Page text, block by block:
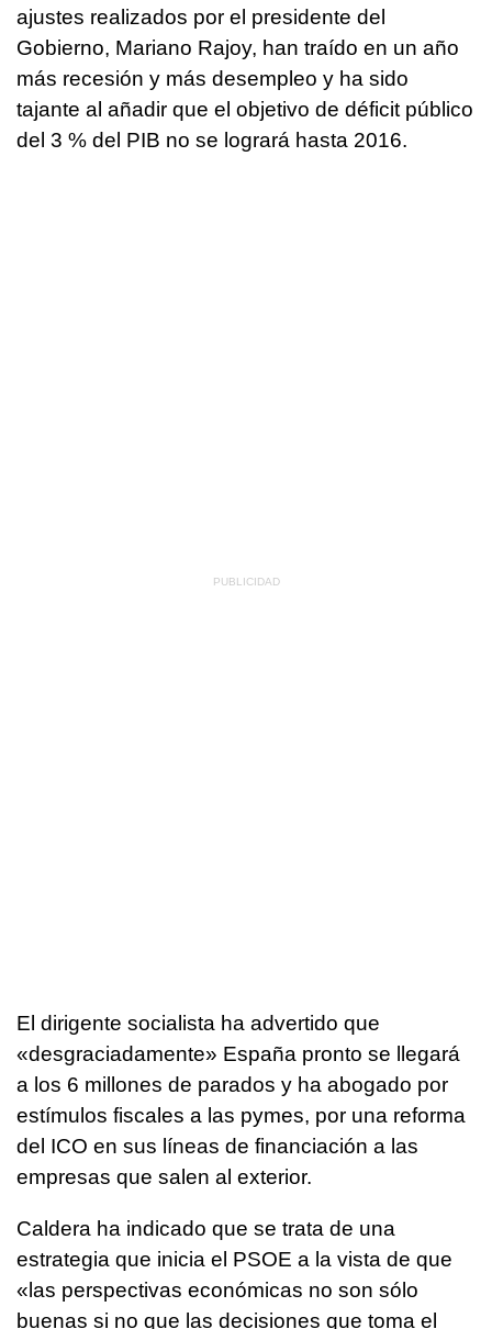
ajustes realizados por el presidente del
Gobierno, Mariano Rajoy, han traído en un año
más recesión y más desempleo y ha sido
tajante al añadir que el objetivo de déficit público
del 3 % del PIB no se logrará hasta 2016.
El dirigente socialista ha advertido que
«desgraciadamente» España pronto se llegará
a los 6 millones de parados y ha abogado por
estímulos fiscales a las pymes, por una reforma
del ICO en sus líneas de financiación a las
empresas que salen al exterior.
Caldera ha indicado que se trata de una
estrategia que inicia el PSOE a la vista de que
«las perspectivas económicas no son sólo
buenas si no que las decisiones que toma el